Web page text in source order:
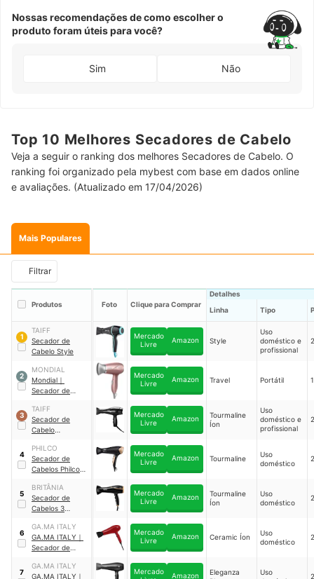
Nossas recomendações de como escolher o
produto foram úteis para você?
Sim Não
Top 10 Melhores Secadores de Cabelo
Veja a seguir o ranking dos melhores Secadores de Cabelo. O
ranking foi organizado pela mybest com base em dados online
e avaliações. (Atualizado em 17/04/2026)
Mais Populares
Filtrar
Produtos Foto Clique para Comprar
Detalhes
Linha
Tipo
1
TAIFF
Secador de
Cabelo Style
Mercado
Livre
Amazon Style
Uso
doméstico e
profissional
2
MONDIAL
Mondial ｜
Secador de
SC-47-GR
Mercado
Livre
Amazon Travel Portátil
3
TAIFF
Secador de
Cabelo
Mercado
Livre
Amazon
Tourmaline
Íon
Uso
doméstico e
profissional
4
PHILCO
Secador de
Cabelos Philco
PSC2450
Mercado
Livre
Amazon Tourmaline
Uso
doméstico
5
BRITÂNIA
Secador de
Cabelos 3
BSC2250
Mercado
Livre
Amazon
Tourmaline
Íon
Uso
doméstico
6
GA.MA ITALY
‎GA.MA ITALY ｜
Secador de
Ceramic Íon ｜
Mercado
Livre
Amazon Ceramic Íon
Uso
doméstico
7
GA.MA ITALY
‎GA.MA ITALY ｜
Mercado
Amazon
Eleganza
Uso